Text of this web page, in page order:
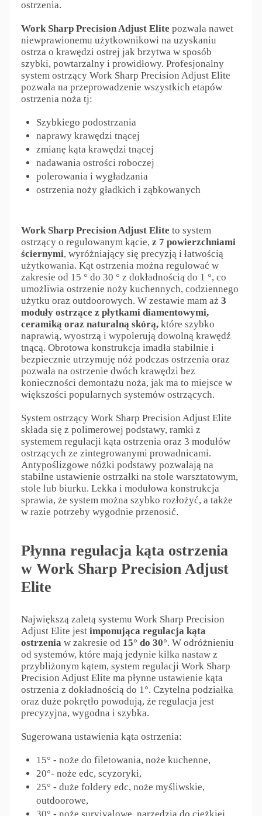
ostrzenia.
Work Sharp Precision Adjust Elite pozwala nawet
niewprawionemu użytkownikowi na uzyskaniu
ostrza o krawędzi ostrej jak brzytwa w sposób
szybki, powtarzalny i prowidłowy. Profesjonalny
system ostrzący Work Sharp Precision Adjust Elite
pozwala na przeprowadzenie wszystkich etapów
ostrzenia noża tj:
Szybkiego podostrzania
naprawy krawędzi tnącej
zmianę kąta krawędzi tnącej
nadawania ostrości roboczej
polerowania i wygładzania
ostrzenia noży gładkich i ząbkowanych
Work Sharp Precision Adjust Elite to system
ostrzący o regulowanym kącie, z 7 powierzchniami
ściernymi, wyróżniający się precyzją i łatwością
użytkowania. Kąt ostrzenia można regulować w
zakresie od 15 ° do 30 ° z dokładnością do 1 °, co
umożliwia ostrzenie noży kuchennych, codziennego
użytku oraz outdoorowych. W zestawie mam aż 3
moduły ostrzące z płytkami diamentowymi,
ceramiką oraz naturalną skórą,które szybko
naprawią, wyostrzą i wypolerują dowolną krawędź
tnącą. Obrotowa konstrukcja imadła stabilnie i
bezpiecznie utrzymuję nóż podczas ostrzenia oraz
pozwala na ostrzenie dwóch krawędzi bez
konieczności demontażu noża, jak ma to miejsce w
większości popularnych systemów ostrzących.
System ostrzący Work Sharp Precision Adjust Elite
składa się z polimerowej podstawy, ramki z
systemem regulacji kąta ostrzenia oraz 3 modułów
ostrzących ze zintegrowanymi prowadnicami.
Antypoślizgowe nóżki podstawy pozwalają na
stabilne ustawienie ostrzałki na stole warsztatowym,
stole lub biurku. Lekka i modułowa konstrukcja
sprawia, że system można szybko rozłożyć, a także
w razie potrzeby wygodnie przenosić.
Płynna regulacja kąta ostrzenia
w Work Sharp Precision Adjust
Elite
Największą zaletą systemu Work Sharp Precision
Adjust Elite jestimponująca regulacja kąta
ostrzenia w zakresie od 15° do 30°. W odróżnieniu
od systemów, które mają jedynie kilka nastaw z
przybliżonym kątem, system regulacji Work Sharp
Precision Adjust Elite ma płynne ustawienie kąta
ostrzenia z dokładnością do 1°. Czytelna podziałka
oraz duże pokrętło powodują, że regulacja jest
precyzyjna, wygodna i szybka.
Sugerowana ustawienia kąta ostrzenia:
15° - noże do filetowania, noże kuchenne,
20°- noże edc, scyzoryki,
25° - duże foldery edc, noże myśliwskie,
outdoorowe,